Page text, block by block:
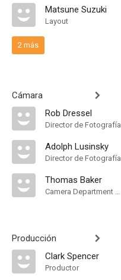
Matsune Suzuki
Layout
2 más
Cámara
Rob Dressel
Director de Fotografía
Adolph Lusinsky
Director de Fotografía
Thomas Baker
Camera Department Manager
Producción
Clark Spencer
Productor